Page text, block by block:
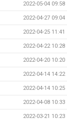
2022-05-04 09:58
2022-04-27 09:04
2022-04-25 11:41
2022-04-22 10:28
2022-04-20 10:20
2022-04-14 14:22
2022-04-14 10:25
2022-04-08 10:33
2022-03-21 10:23